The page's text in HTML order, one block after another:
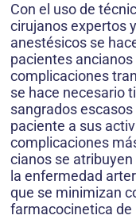
Con el uso de
cirujanos expertos
anestésicos se
pacientes
complicaciones
se hace necesario
sangrados
paciente a sus
complicaciones
cianos se
la enfermedad
que se minimizan
farma­co­cine­tica de